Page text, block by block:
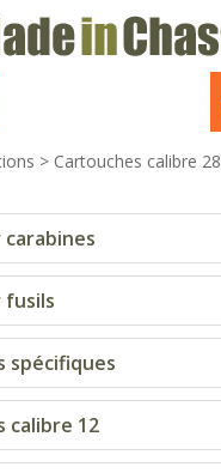
> Cartouches calibre 28
carabines
fusils
spécifiques
calibre 12